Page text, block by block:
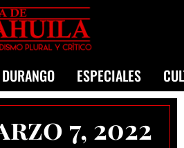
DURANGO ESPECIALES
7, 2022